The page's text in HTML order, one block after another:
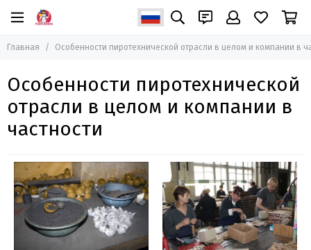
Главная Особенности пиротехнической отрасли в целом и компании в
Особенности пиротехнической
отрасли в целом и компании в
частности